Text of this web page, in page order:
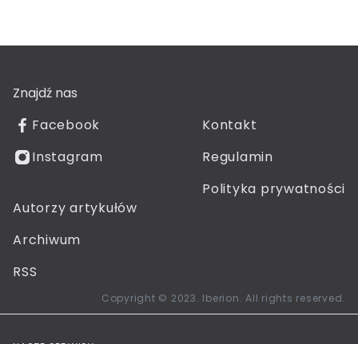
Znajdź nas
Facebook
Instagram
Kontakt
Regulamin
Polityka prywatności
Autorzy artykułów
Archiwum
RSS
Copyright © 2023. Iberion. All rights reserved.